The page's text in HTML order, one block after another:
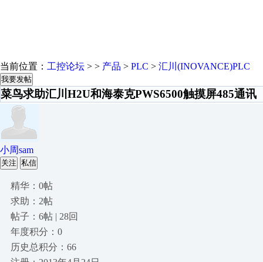
当前位置： 工控论坛 > > 产品 > PLC > 汇川(INOVANCE)PLC
我要发帖
菜鸟求助汇川H2U和海泰克PWS6500触摸屏485通讯
小周sam
关注 私信
精华：0帖
求助：2帖
帖子：6帖 | 28回
年度积分：0
历史总积分：66